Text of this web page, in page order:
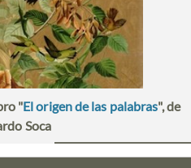
"El origen de las palabras", de
Soca